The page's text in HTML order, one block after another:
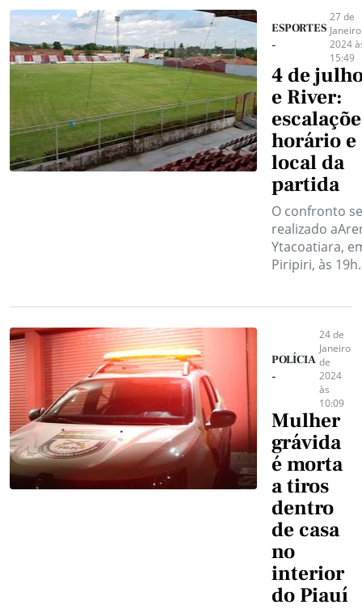
ESPORTES
-
27 de
2024
15:49
4 de
e River:
horário e
local da
partida
O confronto
realizado
Ytacoatiara,
Piripiri, às 19h.
POLÍCIA
-
24 de
Janeiro
de
2024
às
10:09
Mulher
grávida
é morta
a tiros
dentro
de casa
no
interior
do Piauí